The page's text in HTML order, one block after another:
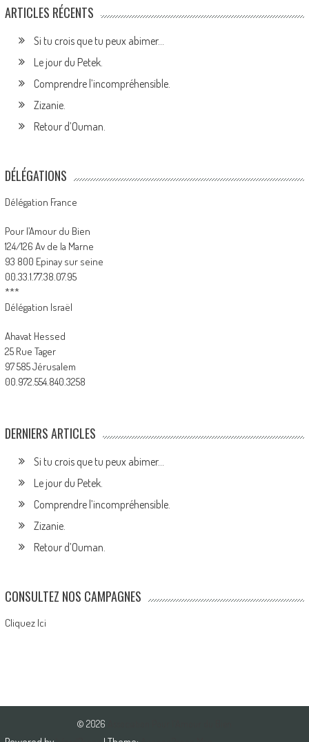
ARTICLES RÉCENTS
Si tu crois que tu peux abimer…
Le jour du Petek.
Comprendre l’incompréhensible.
Zizanie.
Retour d’Ouman.
DÉLÉGATIONS
Délégation France
Pour l’Amour du Bien
124/126 Av de la Marne
93 800 Epinay sur seine
00.33.1.77.38.07.95
***
Délégation Israël
Ahavat Hessed
25 Rue Tager
97 585 Jérusalem
00.972.554.840.3258
DERNIERS ARTICLES
Si tu crois que tu peux abimer…
Le jour du Petek.
Comprendre l’incompréhensible.
Zizanie.
Retour d’Ouman.
CONSULTEZ NOS CAMPAGNES
Cliquez Ici
© 2026